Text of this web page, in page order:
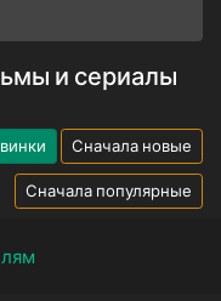
и сериалы
Сначала новые
Сначала популярные